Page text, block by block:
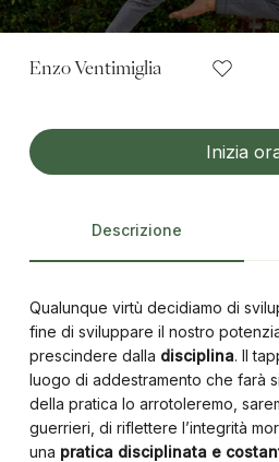
Enzo Ventimiglia
Inizia
Descrizione
Qualunque virtù decidiamo di
fine di sviluppare il nostro
prescindere dalla disciplina. Il
luogo di addestramento che farà
della pratica lo arrotoleremo,
guerrieri, di riflettere l’integrità
una pratica disciplinata e